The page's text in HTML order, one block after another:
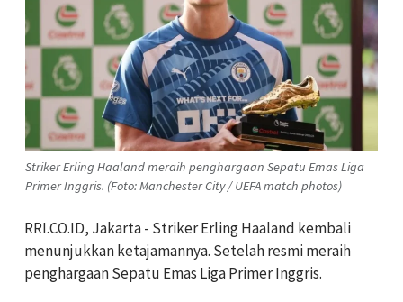
Striker Erling Haaland meraih penghargaan Sepatu Emas Liga
Primer Inggris. (Foto: Manchester City / UEFA match photos)
RRI.CO.ID, Jakarta - Striker Erling Haaland kembali
menunjukkan ketajamannya. Setelah resmi meraih
penghargaan Sepatu Emas Liga Primer Inggris.